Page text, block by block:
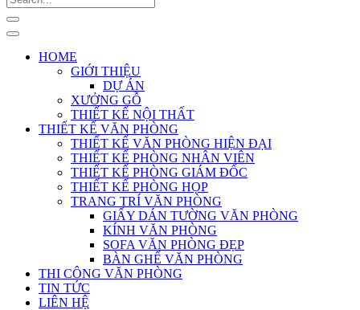
HOME
GIỚI THIỆU
DỰ ÁN
XƯỞNG GỖ
THIẾT KẾ NỘI THẤT
THIẾT KẾ VĂN PHÒNG
THIẾT KẾ VĂN PHÒNG HIỆN ĐẠI
THIẾT KẾ PHÒNG NHÂN VIÊN
THIẾT KẾ PHÒNG GIÁM ĐỐC
THIẾT KẾ PHÒNG HỌP
TRANG TRÍ VĂN PHÒNG
GIẤY DÁN TƯỜNG VĂN PHÒNG
KÍNH VĂN PHÒNG
SOFA VĂN PHÒNG ĐẸP
BÀN GHẾ VĂN PHÒNG
THI CÔNG VĂN PHÒNG
TIN TỨC
LIÊN HỆ